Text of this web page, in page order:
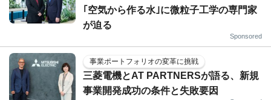
｢空気から作る水｣に微粒子工学の専門家
が迫る
Sponsored
事業ポートフォリオの変革に挑戦
三菱電機とAT PARTNERSが語る、新規
事業開発成功の条件と失敗要因